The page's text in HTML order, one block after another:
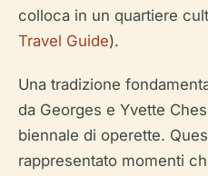
colloca in un quartiere
Travel Guide).
Una tradizione
da Georges e Yvette
biennale di operette.
rappresentato momenti